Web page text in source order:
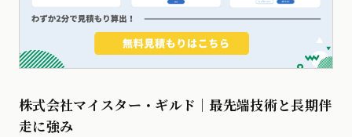
株式会社マイスター・ギルド｜最先端技術と長期伴
走に強み